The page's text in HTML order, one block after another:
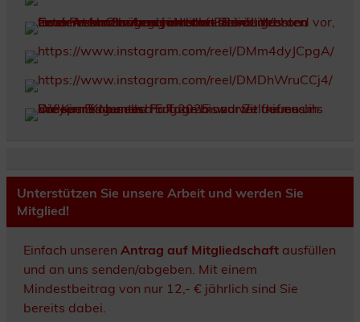
Unterstützen Sie unsere Arbeit und werden Sie
Mitglied!
Einfach unseren Antrag auf Mitgliedschaftausfüllen
und an uns senden/abgeben. Mit einem
Mindestbeitrag von nur 12,- € jährlich sind Sie
bereits dabei.